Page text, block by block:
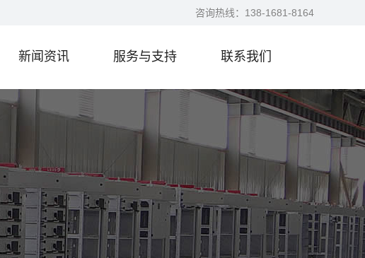
咨询热线： 138-1681-8164
新闻资讯 服务与支持 联系我们